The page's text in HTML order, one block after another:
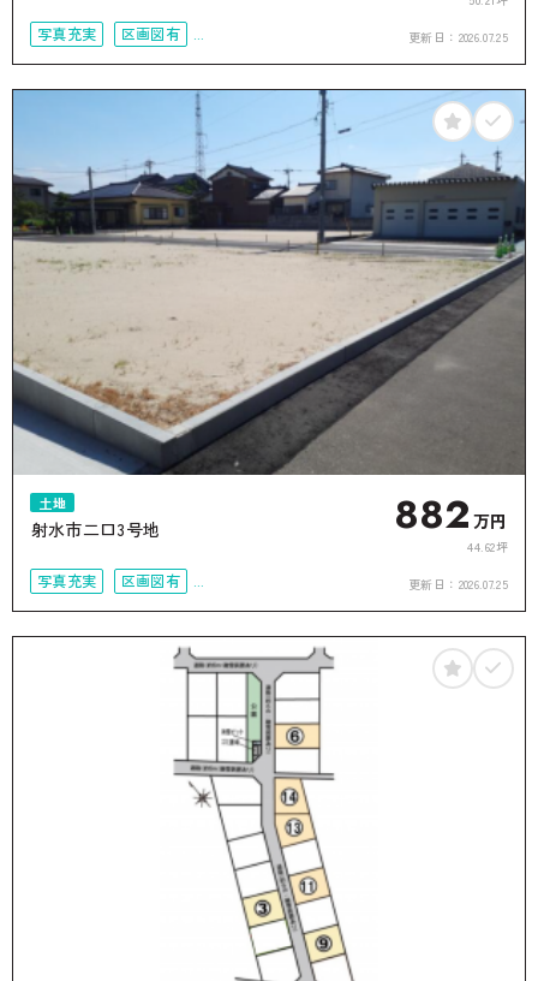
写真充実
区画図有
更新日： 2026.07.25
土地
射水市二口3号地 882 万円
44.62坪
写真充実
区画図有
更新日： 2026.07.25